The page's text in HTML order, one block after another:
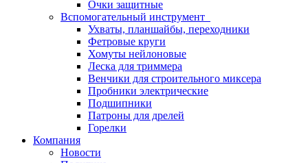
Очки защитные
Вспомогательный инструмент
Ухваты, планшайбы, переходники
Фетровые круги
Хомуты нейлоновые
Леска для триммера
Венчики для строительного миксера
Пробники электрические
Подшипники
Патроны для дрелей
Горелки
Компания
Новости